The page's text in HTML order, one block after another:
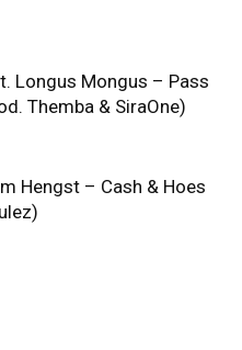
Longus Mongus – Pass
Themba & SiraOne)
Hengst – Cash & Hoes